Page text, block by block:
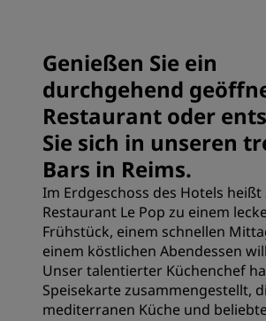
Genießen Sie ein
durchgehend
Restaurant oder
Sie sich in unseren
Bars in Reims.
Im Erdgeschoss des Hotels heißt
Restaurant Le Pop zu einem
Frühstück, einem schnellen
einem köstlichen Abendessen
Unser talentierter Küchenchef
Speisekarte zusammengestellt,
mediterranen Küche und